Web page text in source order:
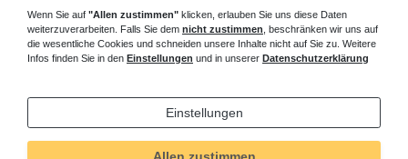
Wenn Sie auf "Allen zustimmen" klicken, erlauben Sie uns diese Daten
weiterzuverarbeiten. Falls Sie dem nicht zustimmen , beschränken wir uns auf
die wesentliche Cookies und schneiden unsere Inhalte nicht auf Sie zu. Weitere
Infos finden Sie in den Einstellungen und in unserer Datenschutzerklärung
Einstellungen